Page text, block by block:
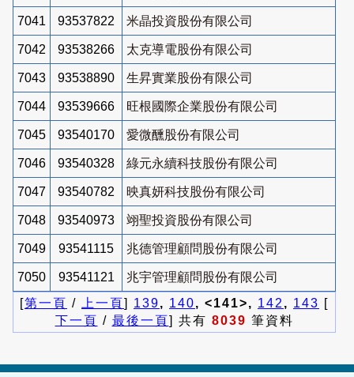
7041 93537822 米晶投資股份有限公司
7042 93538266 太克導電股份有限公司
7043 93538890 生昇實業股份有限公司
7044 93539666 旺根國際企業股份有限公司
7045 93540170 愛微醺股份有限公司
7046 93540328 綠元永續科技股份有限公司
7047 93540782 映真妍科技股份有限公司
7048 93540973 翊聖投資股份有限公司
7049 93541115 兆德管理顧問股份有限公司
7050 93541121
兆宇管理顧問股份有限公司
[第一頁 / 上一頁] 139, 140, <141>, 142 , 143 [
下一頁 / 最後一頁] 共有 8039 筆資料